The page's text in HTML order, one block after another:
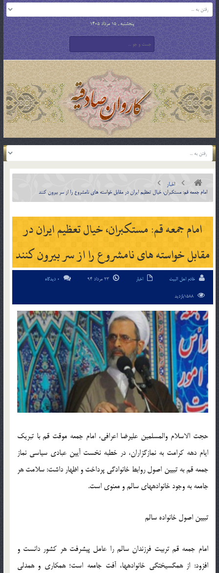
پنجشنبه , 15 مرداد 1405
اخبار
امام جمعه قم: مستکبران، خیال تعظیم ایران در مقابل خواسته ‏های نامشروع را از سر بیرون کنند
امام جمعه قم: مستکبران، خیال تعظیم ایران در
مقابل خواسته ‏های نامشروع را از سر بیرون کنند
خادم اهل البیت اخبار 0 دیدگاه
حجت الاسلام والمسلمین علیرضا اعرافی، امام جمعه موقت قم با تبریک
ایام دهه کرامت به نمازگزاران، در خطبه نخست آیین عبادی سیاسی نماز
جمعه قم به تبیین اصول روابط خانوادگی پرداخت و اظهار داشت: سلامت هر
جامعه به وجود خانواده‏های سالم و معنوی است.
تبیین اصول خانواده سالم
امام جمعه قم تربیت فرزندان سالم را عامل پیشرفت هر کشور دانست و
افزود: از هم‏گسیختگی خانواده‏ها، آفت جامعه است؛ همکاری و همدلی